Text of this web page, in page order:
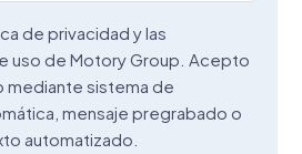
de privacidad y las
uso de Motory Group. Acepto
mediante sistema de
mensaje pregrabado o
automatizado.